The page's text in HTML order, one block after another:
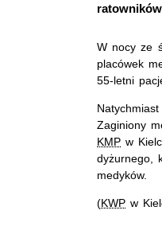
W nocy ze
placówek
55-letni
Zaginiony
KMP w
dyżurnego,
medyków.
(KWP w